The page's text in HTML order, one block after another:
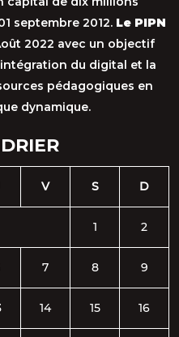
septembre 2012. Le PIPN
2022 avec un objectif
du digital et la
pédagogiques en
dynamique.
V S D
1 2
7 8 9
14 15 16